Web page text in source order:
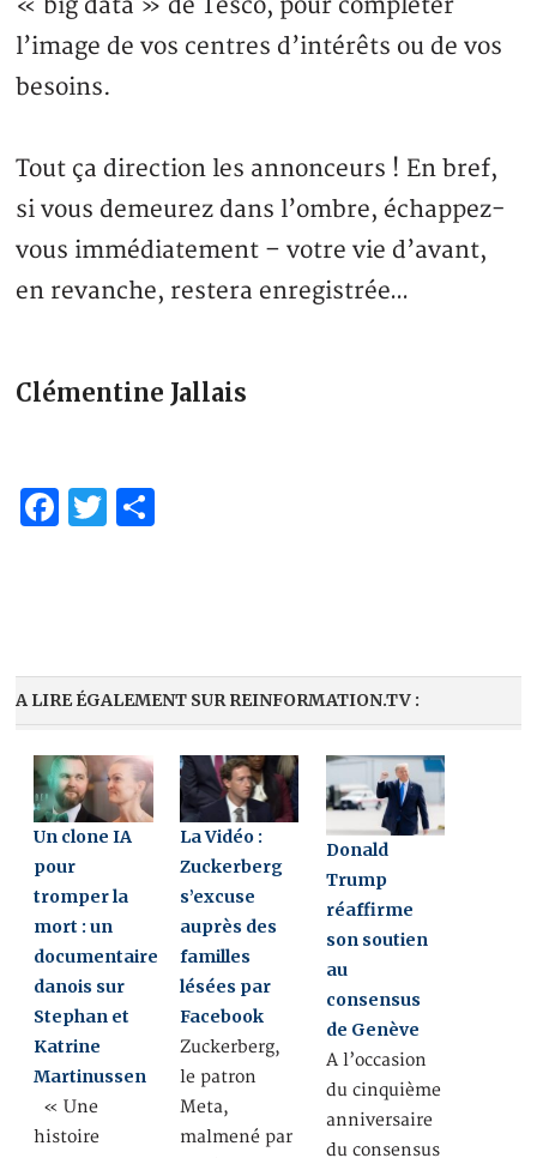
« big data » de Tesco, pour compléter
l’image de vos centres d’intérêts ou de vos
besoins.
Tout ça direction les annonceurs ! En bref,
si vous demeurez dans l’ombre, échappez-
vous immédiatement – votre vie d’avant,
en revanche, restera enregistrée…
Clémentine Jallais
Facebook
Twitter
A LIRE ÉGALEMENT SUR REINFORMATION.TV :
Un clone IA
pour
tromper la
mort : un
documentaire
danois sur
Stephan et
Katrine
Martinussen
« Une
histoire
La Vidéo :
Zuckerberg
s’excuse
auprès des
familles
lésées par
Facebook
Zuckerberg,
le patron
Meta,
malmené par
Donald
Trump
réaffirme
son soutien
au
consensus
de Genève
A l’occasion
du cinquième
anniversaire
du consensus